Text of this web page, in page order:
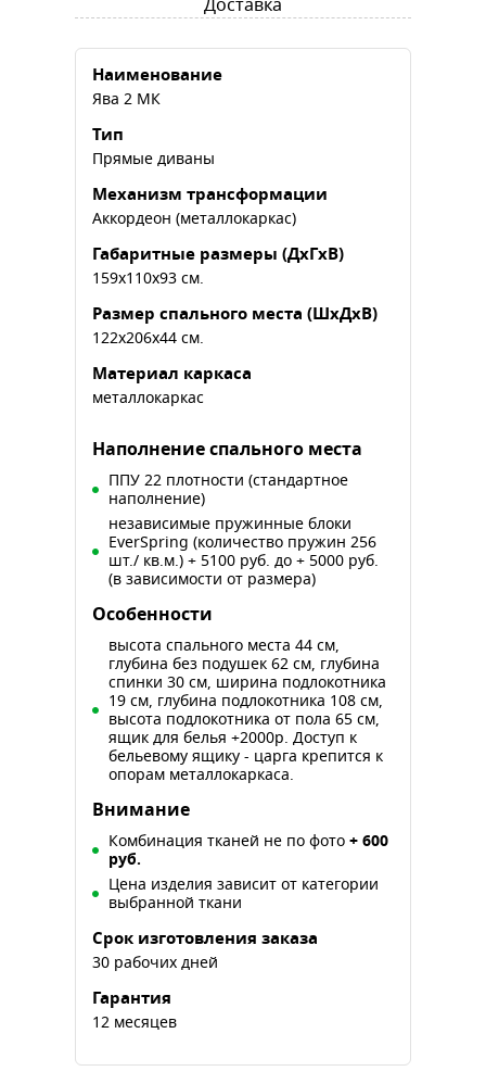
Доставка
Наименование
Ява 2 МК
Тип
Прямые диваны
Механизм трансформации
Аккордеон (металлокаркас)
Габаритные размеры (ДхГхВ)
159х110х93 см.
Размер спального места (ШхДхВ)
122х206х44 см.
Материал каркаса
металлокаркас
Наполнение спального места
ППУ 22 плотности (стандартное
наполнение)
независимые пружинные блоки
EverSpring (количество пружин 256
шт./ кв.м.) + 5100 руб. до + 5000 руб.
(в зависимости от размера)
Особенности
высота спального места 44 см,
глубина без подушек 62 см, глубина
спинки 30 см, ширина подлокотника
19 см, глубина подлокотника 108 см,
высота подлокотника от пола 65 см,
ящик для белья +2000р. Доступ к
бельевому ящику - царга крепится к
опорам металлокаркаса.
Внимание
Комбинация тканей не по фото+ 600
руб.
Цена изделия зависит от категории
выбранной ткани
Cрок изготовления заказа
30 рабочих дней
Гарантия
12 месяцев